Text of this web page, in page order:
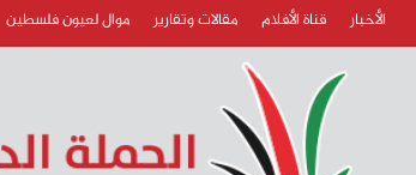
الأخبار قناة الأفلام مقالات وتقارير موال لعيون فلسطين